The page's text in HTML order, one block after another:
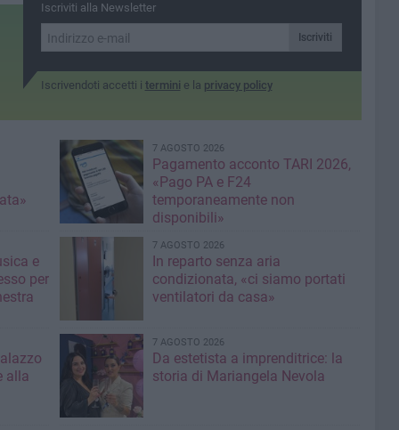
Iscriviti alla Newsletter
Iscriviti
Iscrivendoti accetti i termini e la privacy policy
7 AGOSTO 2026
Pagamento acconto TARI 2026,
«Pago PA e F24
temporaneamente non
disponibili»
e
per
7 AGOSTO 2026
In reparto senza aria
condizionata, «ci siamo portati
ventilatori da casa»
alla
7 AGOSTO 2026
Da estetista a imprenditrice: la
storia di Mariangela Nevola